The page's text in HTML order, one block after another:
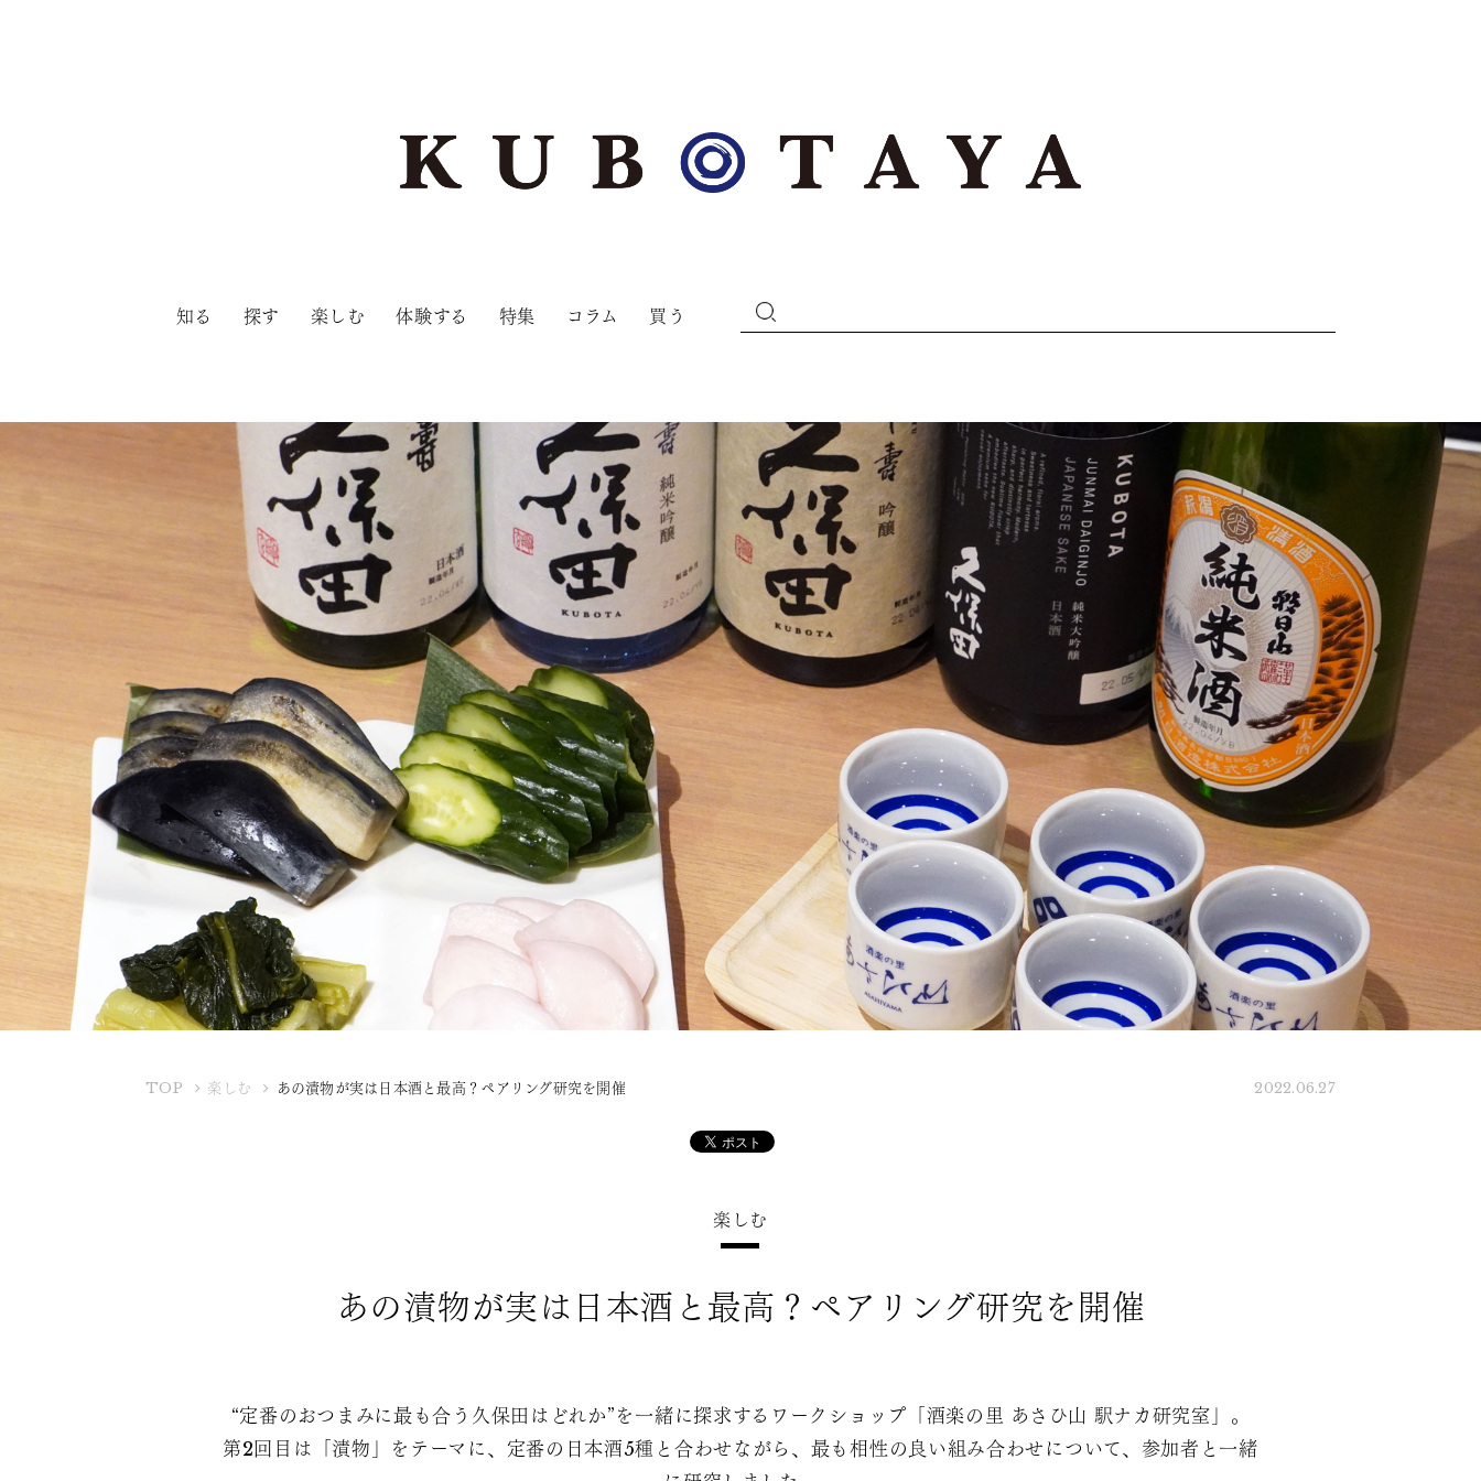
知る 探す 楽しむ 体験する 特集 コラム 買う
TOPK
楽しむ あの漬物が実は日本酒と最高？ペアリング研究を開催 2022.06.27
楽しむ
あの漬物が実は日本酒と最高？ペアリング研究を開催
“定番のおつまみに最も合う久保田はどれか”を一緒に探求するワークショップ「酒楽の里 あさひ山 駅ナカ研究室」。
第2回目は「漬物」をテーマに、定番の日本酒5種と合わせながら、最も相性の良い組み合わせについて、参加者と一緒